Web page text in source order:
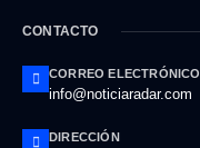
CONTACTO
CORREO ELECTRÓNICO
info@noticiaradar.com
DIRECCIÓN